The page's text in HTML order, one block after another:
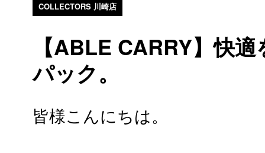
COLLECTORS 川崎店
【ABLE CARRY】快
パック。
皆様こんにちは。